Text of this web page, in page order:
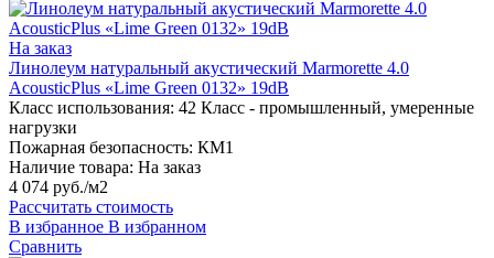
На заказ
Линолеум натуральный акустический Marmorette 4.0
AcousticPlus «Lime Green 0132» 19dB
Класс использования: 42 Класс - промышленный, умеренные
нагрузки
Пожарная безопасность: КМ1
Наличие товара: На заказ
4 074 руб./м2
Рассчитать стоимость
В избранное В избранном
Сравнить